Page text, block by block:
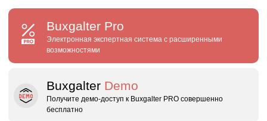
Buxgalter Pro
Электронная экспертная система с расширенными
возможностями
Buxgalter Demo
Получите демо‑доступ к Buxgalter PRO совершенно
бесплатно